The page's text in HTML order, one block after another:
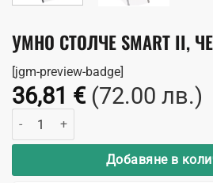
УМНО СТОЛЧЕ SMART II,
[jgm-preview-badge]
36,81 € (72.00 лв.)
количество за Умно столче Smart II,
Добавяне в